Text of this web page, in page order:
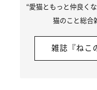
“愛猫ともっと仲良く
猫のこと総合
雑誌『ねこ